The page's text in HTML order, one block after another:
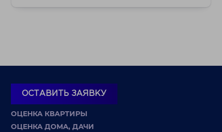
ОСТАВИТЬ ЗАЯВКУ
ОЦЕНКА КВАРТИРЫ
ОЦЕНКА ДОМА, ДАЧИ